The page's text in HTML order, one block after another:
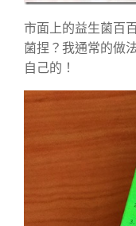
市面上的益生菌百
菌捏？我通常的做
自己的！